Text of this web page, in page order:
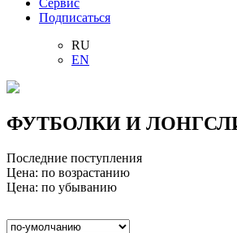
Сервис
Подписаться
RU
EN
ФУТБОЛКИ И
Последние поступления
Цена: по возрастанию
Цена: по убыванию